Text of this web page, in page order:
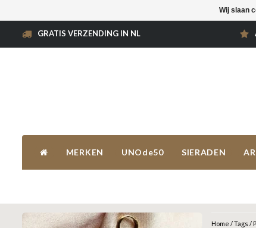
GRATIS VERZENDING IN NL
MERKEN UNOde50 SIERADEN
Home /Tags /
Wij slaan